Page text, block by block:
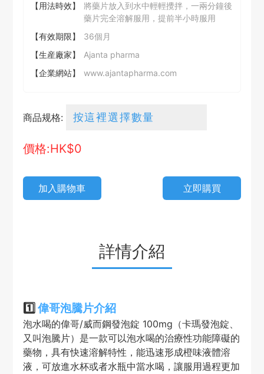
【用法時效】
將藥片放入到水中輕輕攪拌，一兩分鐘後
藥片完全溶解服用，提前半小時服用
【有效期限】
36個月
【生産廠家】
Ajanta pharma
【企業網站】
www.ajantapharma.com
商品规格:
價格:HK$0
加入購物車 立即購買
詳情介紹
1️⃣ 偉哥泡騰片介紹
泡水喝的偉哥/威而鋼發泡錠 100mg（卡瑪發泡錠、
又叫泡騰片）是一款可以泡水喝的治療性功能障礙的
藥物，具有快速溶解特性，能迅速形成橙味液體溶
液，可放進水杯或者水瓶中當水喝，讓服用過程更加